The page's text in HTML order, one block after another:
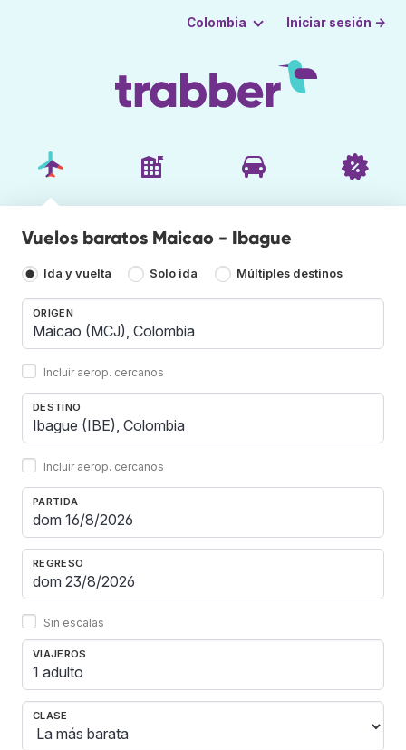
Colombia Iniciar sesión →
Vuelos baratos Maicao - Ibague
Ida y vuelta Solo ida Múltiples destinos
ORIGEN
Incluir aerop. cercanos
DESTINO
Incluir aerop. cercanos
PARTIDA
REGRESO
Sin escalas
VIAJEROS
1 adulto
CLASE